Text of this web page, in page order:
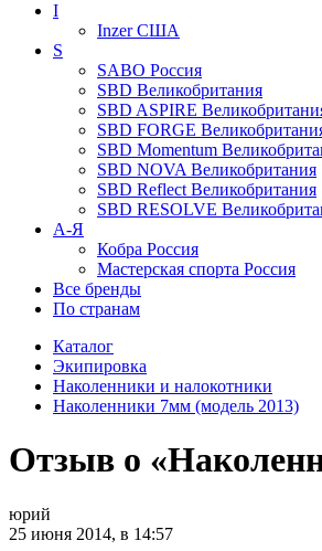
I
InzerСША
S
SABO Россия
SBD Великобритания
SBD ASPIRE
SBD FORGE
SBD Momentum
SBD NOVA Великобритания
SBD Reflect Великобритания
SBD RESOLVE
А-Я
Кобра Россия
Мастерская спорта Россия
Все бренды
По странам
Каталог
Экипировка
Наколенники и налокотники
Наколенники 7мм (модель 2013)
Отзыв о
юрий
25 июня 2014, в 14:57